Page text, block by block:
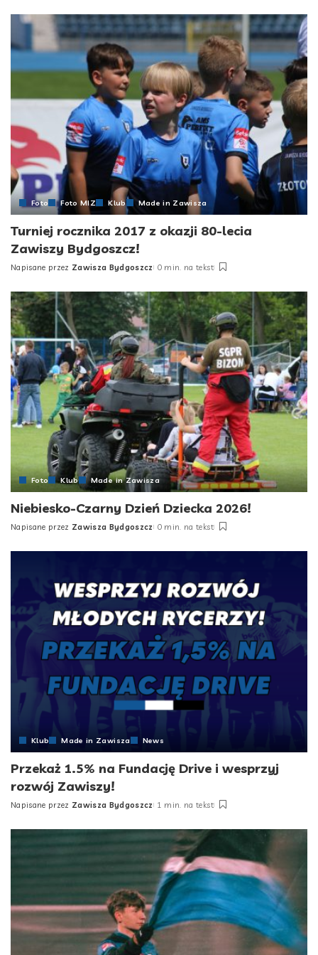
Foto Foto MIZ Klub Made in Zawisza
Turniej rocznika 2017 z okazji 80-lecia
Zawiszy Bydgoszcz!
Posted
Napisane przez Zawisza Bydgoszcz 0 min. na tekst
Foto Klub Made in Zawisza
Niebiesko-Czarny Dzień Dziecka 2026!
Posted
Napisane przez Zawisza Bydgoszcz 0 min. na tekst
Klub Made in Zawisza News
Przekaż 1.5% na Fundację Drive i wesprzyj
rozwój Zawiszy!
Posted
Napisane przez Zawisza Bydgoszcz 1 min. na tekst